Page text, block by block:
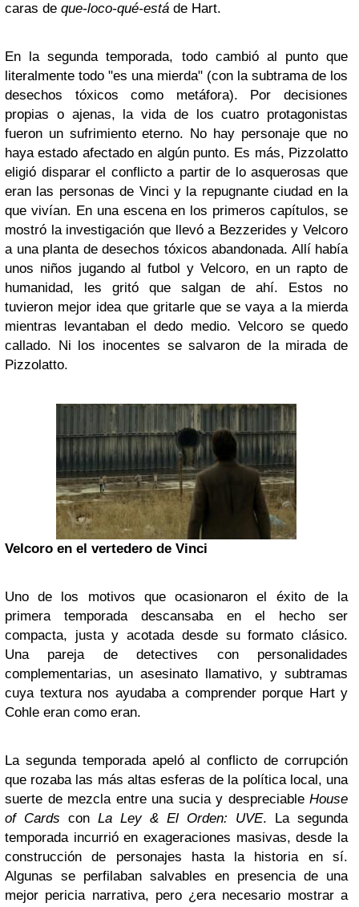
caras de que-loco-qué-está de Hart.
En la segunda temporada, todo cambió al punto que
literalmente todo "es una mierda" (con la subtrama de los
desechos tóxicos como metáfora). Por decisiones
propias o ajenas, la vida de los cuatro protagonistas
fueron un sufrimiento eterno. No hay personaje que no
haya estado afectado en algún punto. Es más, Pizzolatto
eligió disparar el conflicto a partir de lo asquerosas que
eran las personas de Vinci y la repugnante ciudad en la
que vivían. En una escena en los primeros capítulos, se
mostró la investigación que llevó a Bezzerides y Velcoro
a una planta de desechos tóxicos abandonada. Allí había
unos niños jugando al futbol y Velcoro, en un rapto de
humanidad, les gritó que salgan de ahí. Estos no
tuvieron mejor idea que gritarle que se vaya a la mierda
mientras levantaban el dedo medio. Velcoro se quedo
callado. Ni los inocentes se salvaron de la mirada de
Pizzolatto.
Velcoro en el vertedero de Vinci
Uno de los motivos que ocasionaron el éxito de la
primera temporada descansaba en el hecho ser
compacta, justa y acotada desde su formato clásico.
Una pareja de detectives con personalidades
complementarias, un asesinato llamativo, y subtramas
cuya textura nos ayudaba a comprender porque Hart y
Cohle eran como eran.
La segunda temporada apeló al conflicto de corrupción
que rozaba las más altas esferas de la política local, una
suerte de mezcla entre una sucia y despreciable House
of Cards con La Ley & El Orden: UVE. La segunda
temporada incurrió en exageraciones masivas, desde la
construcción de personajes hasta la historia en sí.
Algunas se perfilaban salvables en presencia de una
mejor pericia narrativa, pero ¿era necesario mostrar a